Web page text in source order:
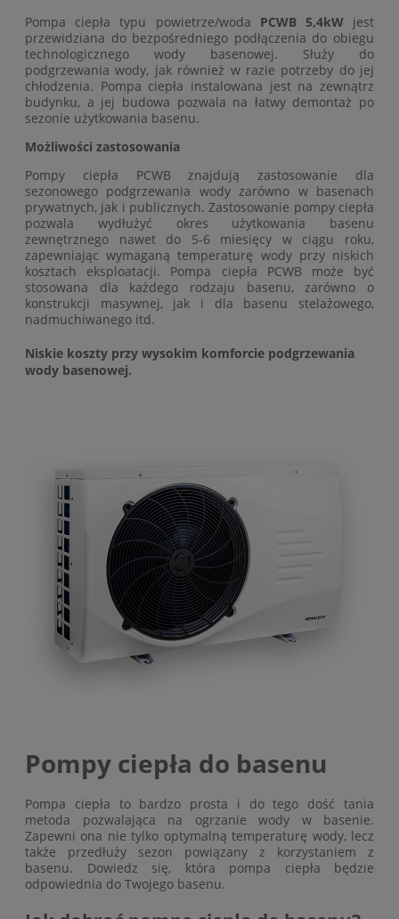
Pompa ciepła typu powietrze/woda PCWB 5,4kWjest
przewidziana do bezpośredniego podłączenia do obiegu
technologicznego wody basenowej. Służy do
podgrzewania wody, jak również w razie potrzeby do jej
chłodzenia. Pompa ciepła instalowana jest na zewnątrz
budynku, a jej budowa pozwala na łatwy demontaż po
sezonie użytkowania basenu.
Możliwości zastosowania
Pompy ciepła PCWB znajdują zastosowanie dla
sezonowego podgrzewania wody zarówno w basenach
prywatnych, jak i publicznych. Zastosowanie pompy ciepła
pozwala wydłużyć okres użytkowania basenu
zewnętrznego nawet do 5-6 miesięcy w ciągu roku,
zapewniając wymaganą temperaturę wody przy niskich
kosztach eksploatacji. Pompa ciepła PCWB może być
stosowana dla każdego rodzaju basenu, zarówno o
konstrukcji masywnej, jak i dla basenu stelażowego,
nadmuchiwanego itd.
Niskie koszty przy wysokim komforcie podgrzewania
wody basenowej.
Pompy ciepła do basenu
Pompa ciepła to bardzo prosta i do tego dość tania
metoda pozwalająca na ogrzanie wody w basenie.
Zapewni ona nie tylko optymalną temperaturę wody, lecz
także przedłuży sezon powiązany z korzystaniem z
basenu. Dowiedz się, która pompa ciepła będzie
odpowiednia do Twojego basenu.